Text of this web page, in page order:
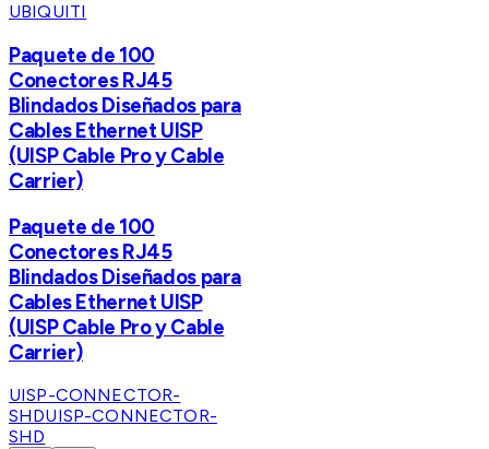
UBIQUITI
Paquete de 100
Conectores RJ45
Blindados Diseñados para
Cables Ethernet UISP
(UISP Cable Pro y Cable
Carrier)
Paquete de 100
Conectores RJ45
Blindados Diseñados para
Cables Ethernet UISP
(UISP Cable Pro y Cable
Carrier)
UISP-CONNECTOR-
SHDUISP-CONNECTOR-
SHD